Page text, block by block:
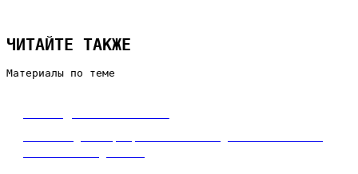
ЧИТАЙТЕ ТАКЖЕ
Материалы по теме